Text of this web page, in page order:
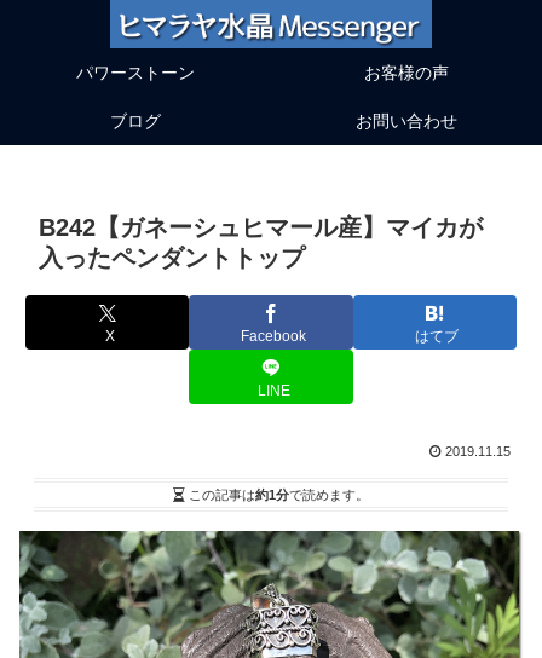
パワーストーン お客様の声
ブログ お問い合わせ
B242【ガネーシュヒマール産】マイカが
入ったペンダントトップ
X Facebook はてブ
LINE
2019.11.15
この記事は約1分で読めます。